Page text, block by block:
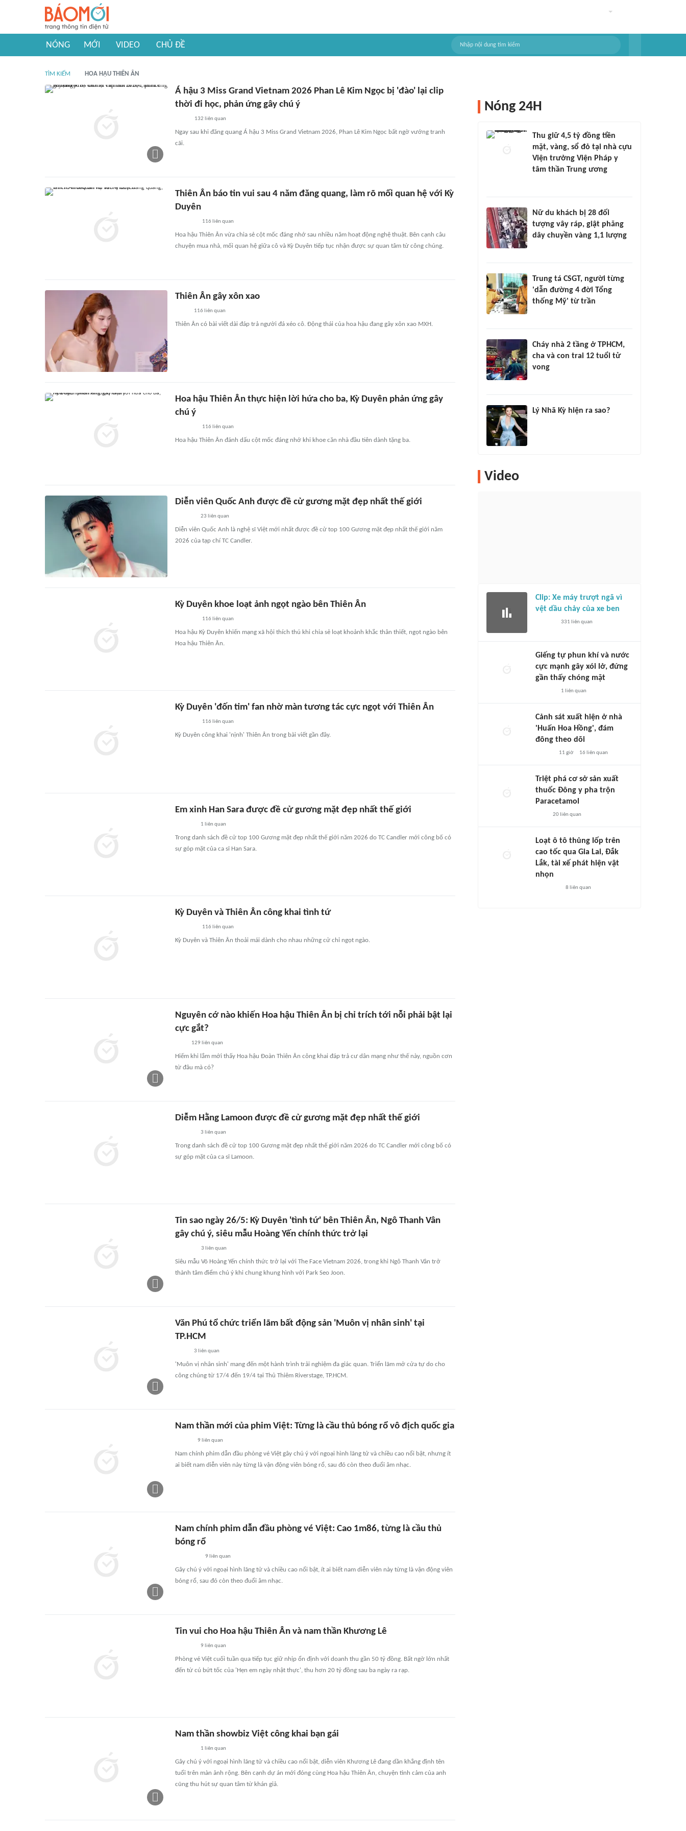
NÓNG MỚI VIDEO CHỦ ĐỀ
TÌM KIẾM HOA HẬU THIÊN ÂN
Á hậu 3 Miss Grand Vietnam 2026 Phan Lê Kim Ngọc bị 'đào' lại clip
thời đi học, phản ứng gây chú ý
132 liên quan
Ngay sau khi đăng quang Á hậu 3 Miss Grand Vietnam 2026, Phan Lê Kim Ngọc bất ngờ vướng tranh
cãi.
Thiên Ân báo tin vui sau 4 năm đăng quang, làm rõ mối quan hệ với Kỳ
Duyên
116 liên quan
Hoa hậu Thiên Ân vừa chia sẻ cột mốc đáng nhớ sau nhiều năm hoạt động nghệ thuật. Bên cạnh câu
chuyện mua nhà, mối quan hệ giữa cô và Kỳ Duyên tiếp tục nhận được sự quan tâm từ công chúng.
Thiên Ân gây xôn xao
116 liên quan
Thiên Ân có bài viết dài đáp trả người đá xéo cô. Động thái của hoa hậu đang gây xôn xao MXH.
Hoa hậu Thiên Ân thực hiện lời hứa cho ba, Kỳ Duyên phản ứng gây
chú ý
116 liên quan
Hoa hậu Thiên Ân đánh dấu cột mốc đáng nhớ khi khoe căn nhà đầu tiên dành tặng ba.
Diễn viên Quốc Anh được đề cử gương mặt đẹp nhất thế giới
23 liên quan
Diễn viên Quốc Anh là nghệ sĩ Việt mới nhất được đề cử top 100 Gương mặt đẹp nhất thế giới năm
2026 của tạp chí TC Candler.
Kỳ Duyên khoe loạt ảnh ngọt ngào bên Thiên Ân
116 liên quan
Hoa hậu Kỳ Duyên khiến mạng xã hội thích thú khi chia sẻ loạt khoảnh khắc thân thiết, ngọt ngào bên
Hoa hậu Thiên Ân.
Kỳ Duyên 'đốn tim' fan nhờ màn tương tác cực ngọt với Thiên Ân
116 liên quan
Kỳ Duyên công khai 'nịnh' Thiên Ân trong bài viết gần đây.
Em xinh Han Sara được đề cử gương mặt đẹp nhất thế giới
1 liên quan
Trong danh sách đề cử top 100 Gương mặt đẹp nhất thế giới năm 2026 do TC Candler mới công bố có
sự góp mặt của ca sĩ Han Sara.
Kỳ Duyên và Thiên Ân công khai tình tứ
116 liên quan
Kỳ Duyên và Thiên Ân thoải mái dành cho nhau những cử chỉ ngọt ngào.
Nguyên cớ nào khiến Hoa hậu Thiên Ân bị chỉ trích tới nỗi phải bật lại
cực gắt?
129 liên quan
Hiếm khi lắm mới thấy Hoa hậu Đoàn Thiên Ân công khai đáp trả cư dân mạng như thế này, nguồn cơn
từ đâu mà có?
Diễm Hằng Lamoon được đề cử gương mặt đẹp nhất thế giới
3 liên quan
Trong danh sách đề cử top 100 Gương mặt đẹp nhất thế giới năm 2026 do TC Candler mới công bố có
sự góp mặt của ca sĩ Lamoon.
Tin sao ngày 26/5: Kỳ Duyên 'tình tứ' bên Thiên Ân, Ngô Thanh Vân
gây chú ý, siêu mẫu Hoàng Yến chính thức trở lại
3 liên quan
Siêu mẫu Võ Hoàng Yến chính thức trở lại với The Face Vietnam 2026, trong khi Ngô Thanh Vân trở
thành tâm điểm chú ý khi chung khung hình với Park Seo Joon.
Văn Phú tổ chức triển lãm bất động sản 'Muôn vị nhân sinh' tại
TP.HCM
3 liên quan
'Muôn vị nhân sinh' mang đến một hành trình trải nghiệm đa giác quan. Triển lãm mở cửa tự do cho
công chúng từ 17/4 đến 19/4 tại Thủ Thiêm Riverstage, TP.HCM.
Nam thần mới của phim Việt: Từng là cầu thủ bóng rổ vô địch quốc gia
9 liên quan
Nam chính phim dẫn đầu phòng vé Việt gây chú ý với ngoại hình lãng tử và chiều cao nổi bật, nhưng ít
ai biết nam diễn viên này từng là vận động viên bóng rổ, sau đó còn theo đuổi âm nhạc.
Nam chính phim dẫn đầu phòng vé Việt: Cao 1m86, từng là cầu thủ
bóng rổ
9 liên quan
Gây chú ý với ngoại hình lãng tử và chiều cao nổi bật, ít ai biết nam diễn viên này từng là vận động viên
bóng rổ, sau đó còn theo đuổi âm nhạc.
Tin vui cho Hoa hậu Thiên Ân và nam thần Khương Lê
9 liên quan
Phòng vé Việt cuối tuần qua tiếp tục giữ nhịp ổn định với doanh thu gần 50 tỷ đồng. Bất ngờ lớn nhất
đến từ cú bứt tốc của 'Hẹn em ngày nhật thực', thu hơn 20 tỷ đồng sau ba ngày ra rạp.
Nam thần showbiz Việt công khai bạn gái
1 liên quan
Gây chú ý với ngoại hình lãng tử và chiều cao nổi bật, diễn viên Khương Lê đang dần khẳng định tên
tuổi trên màn ảnh rộng. Bên cạnh dự án mới đóng cùng Hoa hậu Thiên Ân, chuyện tình cảm của anh
cũng thu hút sự quan tâm từ khán giả.
Nóng 24H
Thu giữ 4,5 tỷ đồng tiền
mặt, vàng, sổ đỏ tại nhà cựu
Viện trưởng Viện Pháp y
tâm thần Trung ương
Nữ du khách bị 28 đối
tượng vây ráp, giật phăng
dây chuyền vàng 1,1 lượng
Trung tá CSGT, người từng
'dẫn đường 4 đời Tổng
thống Mỹ' từ trần
Cháy nhà 2 tầng ở TPHCM,
cha và con trai 12 tuổi tử
vong
Lý Nhã Kỳ hiện ra sao?
Video
Clip: Xe máy trượt ngã vì
vệt dầu chảy của xe ben
331 liên quan
Giếng tự phun khí và nước
cực mạnh gây xói lở, đứng
gần thấy chóng mặt
1 liên quan
Cảnh sát xuất hiện ở nhà
'Huấn Hoa Hồng', đám
đông theo dõi
11 giờ 16 liên quan
Triệt phá cơ sở sản xuất
thuốc Đông y pha trộn
Paracetamol
20liên quan
Loạt ô tô thủng lốp trên
cao tốc qua Gia Lai, Đắk
Lắk, tài xế phát hiện vật
nhọn
8 liên quan